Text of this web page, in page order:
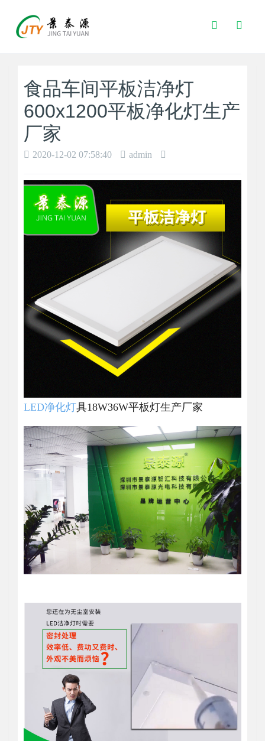
Toggle
Search
食品车间平板洁净灯
600x1200平板净化灯生产
厂家
2020-12-02 07:58:40 admin
LED净化灯具18W36W平板灯生产厂家